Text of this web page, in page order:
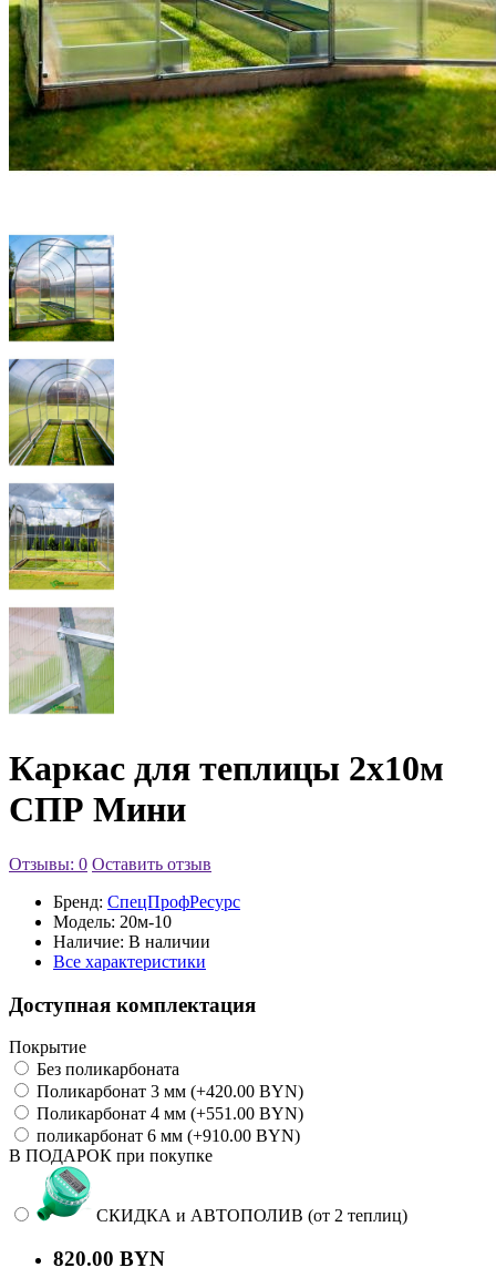
Каркас для теплицы 2х10м
СПР Мини
Отзывы: 0 Оставить отзыв
Бренд: СпецПрофРесурс
Модель: 20м-10
Наличие: В наличии
Все характеристики
Доступная комплектация
Покрытие
Без поликарбоната
Поликарбонат 3 мм (+420.00 BYN)
Поликарбонат 4 мм (+551.00 BYN)
поликарбонат 6 мм (+910.00 BYN)
В ПОДАРОК при покупке
СКИДКА и АВТОПОЛИВ (от 2 теплиц)
820.00 BYN